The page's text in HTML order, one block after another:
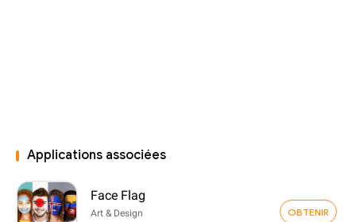
Applications associées
Face Flag
Art & Design OBTENIR